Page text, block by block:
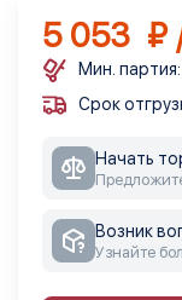
5 053 ₽
Мин.
Срок
Начать
Возник
Узнайте